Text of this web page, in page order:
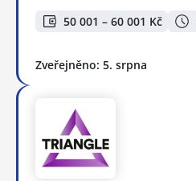
50 001 – 60 001 Kč
Zveřejněno: 5. srpna